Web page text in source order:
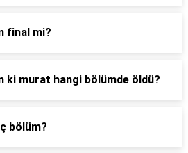
final mi?
ki murat hangi bölümde öldü?
bölüm?